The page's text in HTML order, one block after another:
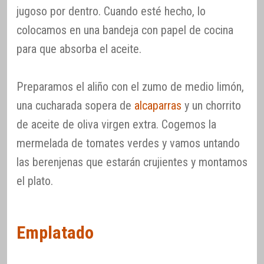
jugoso por dentro. Cuando esté hecho, lo
colocamos en una bandeja con papel de cocina
para que absorba el aceite.
Preparamos el aliño con el zumo de medio limón,
una cucharada sopera de alcaparras y un chorrito
de aceite de oliva virgen extra. Cogemos la
mermelada de tomates verdes y vamos untando
las berenjenas que estarán crujientes y montamos
el plato.
Emplatado